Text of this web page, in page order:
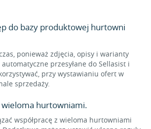
do bazy produktowej hurtowni
ponieważ zdjęcia, opisy i warianty
przesyłane do Sellasist i
przy wystawianiu ofert w
sprzedaży.
wieloma hurtowniami.
współpracę z wieloma hurtowniami